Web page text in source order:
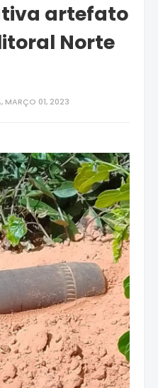
artefato
Norte
MARÇO 01, 2023